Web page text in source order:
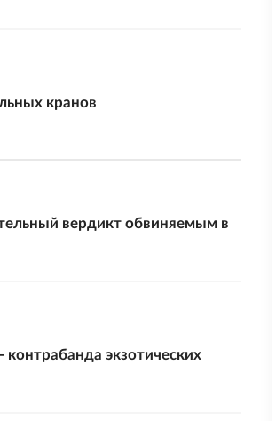
кранов
вердикт обвиняемым в
экзотических